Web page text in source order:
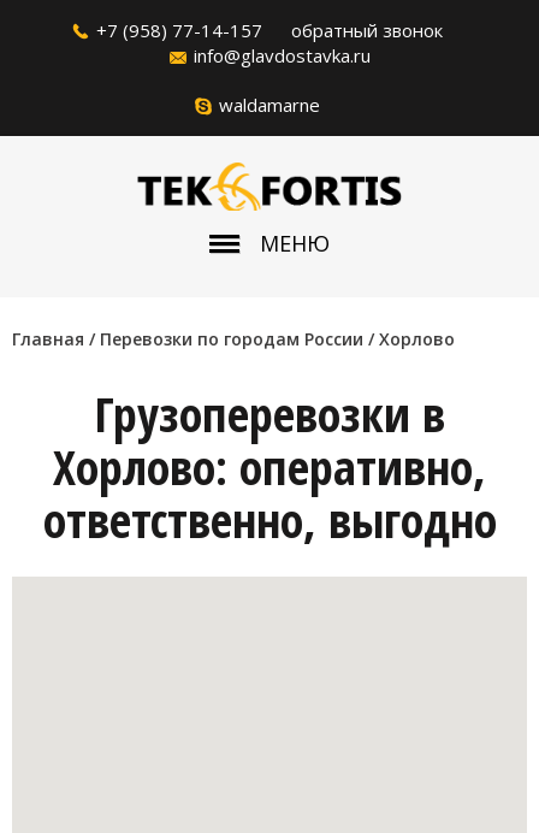
+7 (958) 77-14-157
обратный звонок
info@glavdostavka.ru
waldamarne
МЕНЮ
Главная / Перевозки по городам России /Хорлово
Грузоперевозки в
Хорлово: оперативно,
ответственно, выгодно